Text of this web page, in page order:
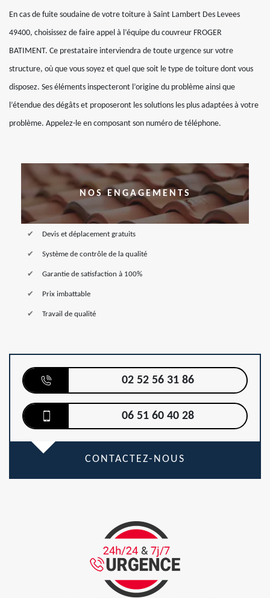
En cas de fuite soudaine de votre toiture à Saint Lambert Des Levees
49400, choisissez de faire appel à l’équipe du couvreur FROGER
BATIMENT. Ce prestataire interviendra de toute urgence sur votre
structure, où que vous soyez et quel que soit le type de toiture dont vous
disposez. Ses éléments inspecteront l’origine du problème ainsi que
l’étendue des dégâts et proposeront les solutions les plus adaptées à votre
problème. Appelez-le en composant son numéro de téléphone.
NOS ENGAGEMENTS
Devis et déplacement gratuits
Système de contrôle de la qualité
Garantie de satisfaction à 100%
Prix imbattable
Travail de qualité
02 52 56 31 86
06 51 60 40 28
CONTACTEZ-NOUS